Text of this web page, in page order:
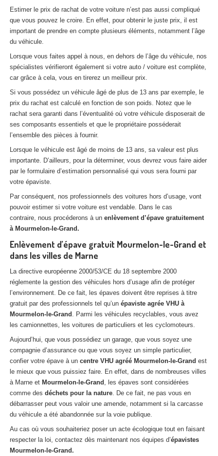
Estimer le prix de rachat de votre voiture n’est pas aussi compliqué
que vous pouvez le croire. En effet, pour obtenir le juste prix, il est
important de prendre en compte plusieurs éléments, notamment l’âge
du véhicule.
Lorsque vous faites appel à nous, en dehors de l’âge du véhicule, nos
spécialistes vérifieront également si votre auto / voiture est complète,
car grâce à cela, vous en tirerez un meilleur prix.
Si vous possédez un véhicule âgé de plus de 13 ans par exemple, le
prix du rachat est calculé en fonction de son poids. Notez que le
rachat sera garanti dans l’éventualité où votre véhicule disposerait de
ses composants essentiels et que le propriétaire posséderait
l’ensemble des pièces à fournir.
Lorsque le véhicule est âgé de moins de 13 ans, sa valeur est plus
importante. D’ailleurs, pour la déterminer, vous devrez vous faire aider
par le formulaire d’estimation personnalisé qui vous sera fourni par
votre épaviste.
Par conséquent, nos professionnels des voitures hors d’usage, vont
pouvoir estimer si votre voiture est vendable. Dans le cas
contraire, nous procéderons à un enlèvement d’épave gratuitement
à Mourmelon-le-Grand.
Enlèvement d’épave gratuit Mourmelon-le-Grand et
dans les villes de Marne
La directive européenne 2000/53/CE du 18 septembre 2000
réglemente la gestion des véhicules hors d’usage afin de protéger
l’environnement. De ce fait, les épaves doivent être reprises à titre
gratuit par des professionnels tel qu’un épaviste agrée VHU à
Mourmelon-le-Grand . Parmi les véhicules recyclables, vous avez
les camionnettes, les voitures de particuliers et les cyclomoteurs.
Aujourd’hui, que vous possédiez un garage, que vous soyez une
compagnie d’assurance ou que vous soyez un simple particulier,
confier votre épave à un centre VHU agréé Mourmelon-le-Grand est
le mieux que vous puissiez faire. En effet, dans de nombreuses villes
à Marne et Mourmelon-le-Grand , les épaves sont considérées
comme des déchets pour la nature. De ce fait, ne pas vous en
débarrasser peut vous valoir une amende, notamment si la carcasse
du véhicule a été abandonnée sur la voie publique.
Au cas où vous souhaiteriez poser un acte écologique tout en faisant
respecter la loi, contactez dès maintenant nos équipes d’épavistes
Mourmelon-le-Grand.